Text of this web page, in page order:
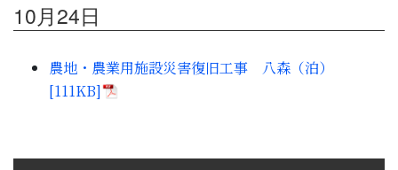
10月24日
農地・農業用施設災害復旧工事 八森（泊）
[111KB]